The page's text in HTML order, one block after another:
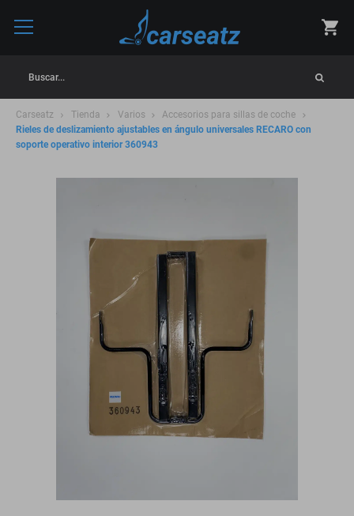
Buscar...
Carseatz Tienda Varios
Accesorios para sillas de coche
Rieles de deslizamiento ajustables en ángulo universales RECARO con
soporte operativo interior 360943